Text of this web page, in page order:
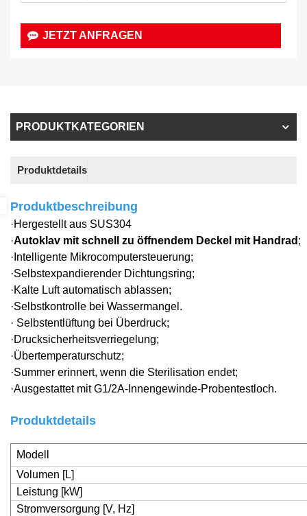
JETZT ANFRAGEN
PRODUKTKATEGORIEN
Produktdetails
Produktbeschreibung
·Hergestellt aus SUS304
·Autoklav mit schnell zu öffnendem Deckel mit Handrad ;
·Intelligente Mikrocomputersteuerung;
·Selbstexpandierender Dichtungsring;
·Kalte Luft automatisch ablassen;
·Selbstkontrolle bei Wassermangel.
· Selbstentlüftung bei Überdruck;
·Drucksicherheitsverriegelung;
·Übertemperaturschutz;
·Summer erinnert, wenn die Sterilisation endet;
·Ausgestattet mit G1/2A-Innengewinde-Probentestloch.
Produktdetails
Modell
Volumen [L]
Leistung [kW]
Stromversorgung [V, Hz]